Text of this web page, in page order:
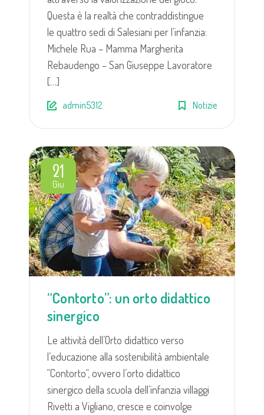
Questa è la realtà che contraddistingue
le quattro sedi di Salesiani per l’infanzia:
Michele Rua – Mamma Margherita
Rebaudengo – San Giuseppe Lavoratore
[…]
admin5312 Notizie
21
Giu
“Contorto”: un orto didattico
sinergico
Le attività dell’Orto didattico verso
l’educazione alla sostenibilità ambientale
“Contorto“, ovvero l’orto didattico
sinergico della scuola dell’infanzia villaggi
Rivetti a Vigliano, cresce e coinvolge